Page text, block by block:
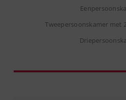
Tweepersoonskamer met